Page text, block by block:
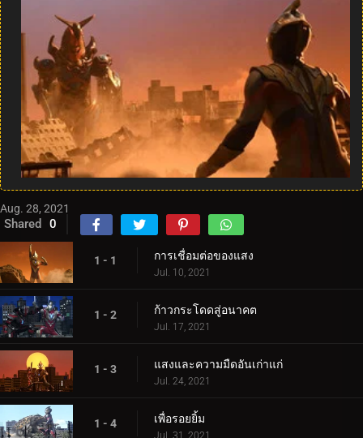
Aug. 28, 2021
Shared 0
1 - 1 การเชื่อมต่อของแสง
Jul. 10, 2021
1 - 2 ก้าวกระโดดสู่อนาคต
Jul. 17, 2021
1 - 3 แสงและความมืดอันเก่าแก่
Jul. 24, 2021
1 - 4 เพื่อรอยยิ้ม
Jul. 31, 2021